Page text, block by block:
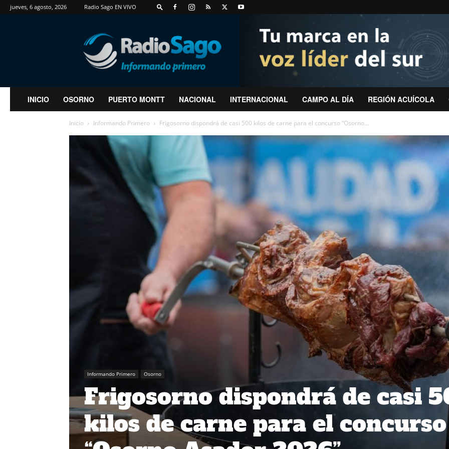
jueves, 6 agosto, 2026 Radio Sago EN VIVO
RadioSago
INICIO OSORNO PUERTO MONTT NACIONAL INTERNACIONAL CAMPO AL DÍA REGIÓN ACUÍCOLA
Inicio Informando Primero Frigosorno dispondrá de casi 500 kilos de carne para el concurso “Osorno...
Informando Primero Osorno
Frigosorno dispondrá de casi
kilos de carne para el concurso